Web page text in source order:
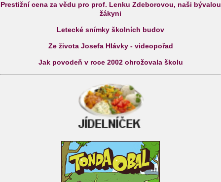
Prestižní cena za vědu pro prof. Lenku Zdeborovou, naši bývalou
žákyni
Letecké snímky školních budov
Ze života Josefa Hlávky - videopořad
Jak povodeň v roce 2002 ohrožovala školu